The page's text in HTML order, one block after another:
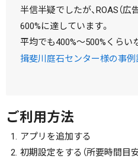
半信半疑でしたが、ROAS（広
600%に達しています。
平均でも400%～500%くらい
揖斐川庭石センター様の事例
ご利用方法
アプリを追加する
初期設定をする（所要時間目安